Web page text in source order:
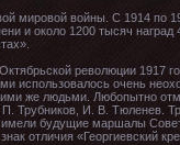
мировой войны. С 1914 по
и около 1200 тысяч
революции
использовалось очень
же людьми. Любопытно
И. В. Тюленев.
имели будущие маршалы
отличия «Георгиевский